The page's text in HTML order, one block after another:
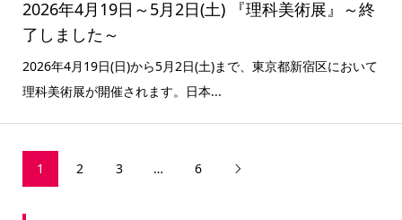
2026年4月19日～5月2日(土) 『理科美術展』～終
了しました～
2026年4月19日(日)から5月2日(土)まで、東京都新宿区において
理科美術展が開催されます。日本...
1 2 3 … 6 